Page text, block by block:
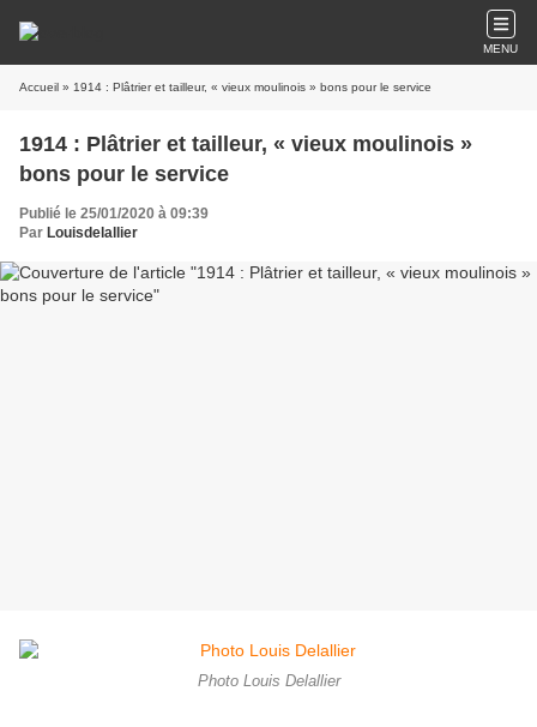
MENU
Accueil » 1914 : Plâtrier et tailleur, « vieux moulinois » bons pour le service
1914 : Plâtrier et tailleur, « vieux moulinois »
bons pour le service
Publié le 25/01/2020 à 09:39
Par Louisdelallier
Photo Louis Delallier